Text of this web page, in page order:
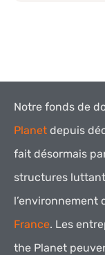
Notre fonds de
Planet depuis
fait désormais
structures
l’environnement
France. Les
the Planet